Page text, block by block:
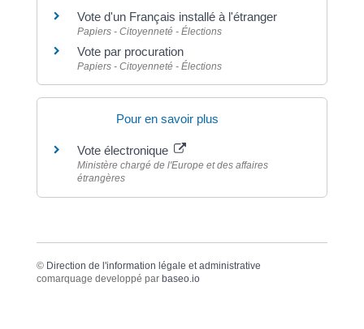
Vote d'un Français installé à l'étranger
Papiers - Citoyenneté - Élections
Vote par procuration
Papiers - Citoyenneté - Élections
Pour en savoir plus
Vote électronique
Ministère chargé de l'Europe et des affaires
étrangères
© Direction de l'information légale et administrative
comarquage developpé par baseo.io